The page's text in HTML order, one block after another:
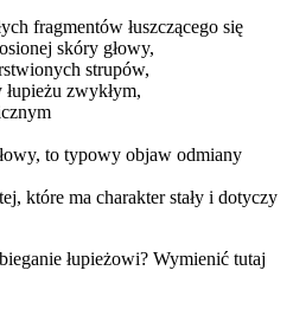
fragmentów łuszczącego się
skóry głowy,
strupów,
zwykłym,
to typowy objaw odmiany
które ma charakter stały i dotyczy
łupieżowi? Wymienić tutaj